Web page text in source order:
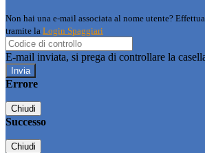
Non hai una e-mail associata al nome utente?
tramite la Login Spaggiari
E-mail inviata, si prega di controllare la
Errore
Chiudi
Successo
Chiudi